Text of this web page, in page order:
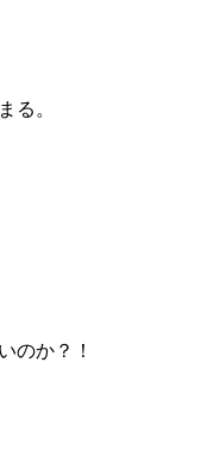
る。
のか？！